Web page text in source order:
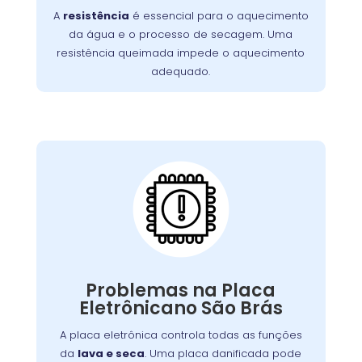
A resistência é essencial para o aquecimento
da água e o processo de secagem. Uma
resistência queimada impede o aquecimento
adequado.
incluem ciclos de lavagem mais longos e
roupas que saem frias da máquina
. É essencial
substituir a resistência queimada para
restaurar o desempenho da lavadora e
garantir uma limpeza eficaz.
Problemas na Placa
Eletrônicano São Brás
A placa eletrônica controla todas as funções
da lava e seca. Uma placa danificada pode
Placa Eletrônica
Queimada:
placa eletrônica
é o cérebro da
, controlando todas as suas funções.
Quando queimada, a máquina pode
interrompidos, falha nos comandos ou não
ligar.
Causas comuns incluem picos de tensão e
feita por um técnico especializado para